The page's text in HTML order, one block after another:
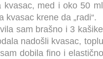
kvasac, med i oko 50
kvasac krene da „radi“.
sam brašno i 3
nadošli kvasac,
dobila fino i